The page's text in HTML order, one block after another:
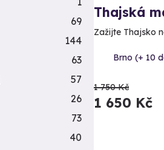
Thajská
Zažijte Thajsko
Brno (+ 10
1 750 Kč
1 650 Kč
69
144
63
57
26
73
40